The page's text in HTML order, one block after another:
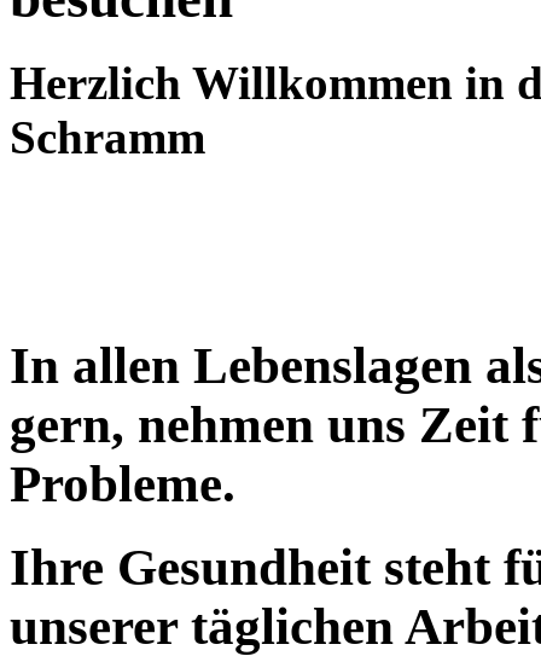
Herzlich Willkommen in
Schramm
In allen Lebenslagen
gern, nehmen uns Zeit
Probleme.
Ihre Gesundheit steht
unserer täglichen